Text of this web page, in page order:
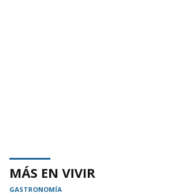
MÁS EN VIVIR
GASTRONOMÍA